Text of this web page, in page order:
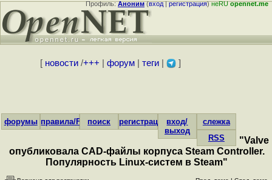
Профиль:Аноним(вход|регистрация)неRUopennet.me
[ новости/+++ форум| теги| ]
форумы правила/FAQпоиск регистрациявход/
выход
слежка
RSS
"Valve
опубликовала CAD-файлы корпуса Steam Controller.
Популярность Linux-систем в Steam"